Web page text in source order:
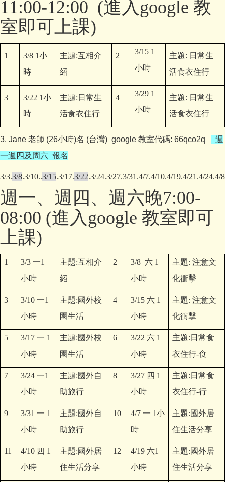
11:00-12:00 (進入google 教
室即可上課)
1 3/8 1小
時
主題:互相介
紹
2
3/15 1
小時
主題: 日常生
活食衣住行
3 3/22 1小
時
主題: 日常生
活食衣住行
4
3/29 1
小時
主題: 日常生
活食衣住行
3. Jane 老師 (26小時)名 (台灣) google 教室代碼: 66qco2q
週
一週四及周六 報名
3/3.3/8.3/10..3/15.3/17.3/22.3/24.3/27.3/31.4/7.4/10.4/19.4/21.4/24.4/
週一、週四 、週六晚7:00-
08:00 (進入google 教室即可
上課)
1 3/3 一1
小時
主題:互相介
紹
2 3/8 六 1
小時
主題: 注意文
化衝擊
3 3/10 一1
小時
主題:國外校
園生活
4 3/15 六 1
小時
主題: 注意文
化衝擊
5 3/17 一 1
小時
主題:國外校
園生活
6 3/22 六 1
小時
主題: 日常食
衣住行-食
7 3/24 一1
小時
主題:國外自
助旅行
8 3/27 四 1
小時
主題: 日常食
衣住行-行
9 3/31 一 1
小時
主題:國外自
助旅行
10 4/7 一 1小
時
主題:國外居
住生活分享
11 4/10 四 1
小時
主題:國外居
住生活分享
12 4/19 六1
小時
主題:國外居
住生活分享